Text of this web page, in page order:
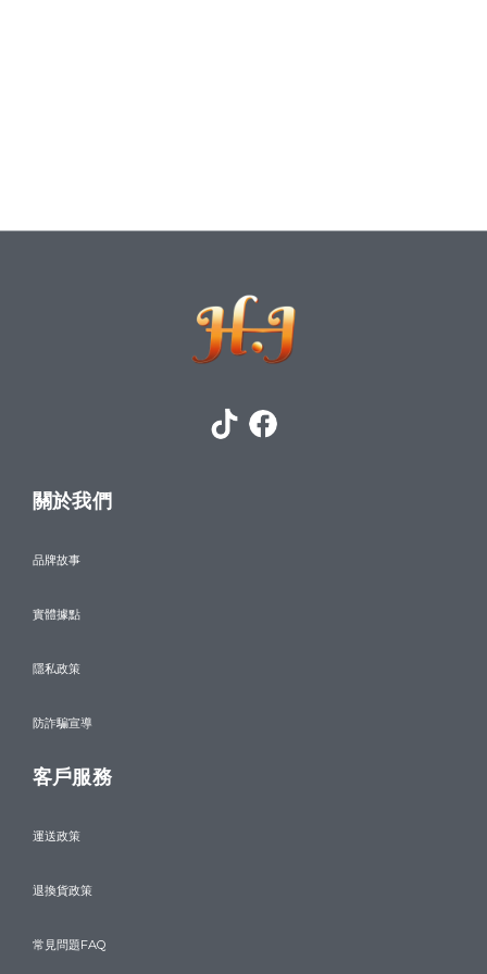
關於我們
品牌故事
實體據點
隱私政策
防詐騙宣導
客戶服務
運送政策
退換貨政策
常見問題FAQ